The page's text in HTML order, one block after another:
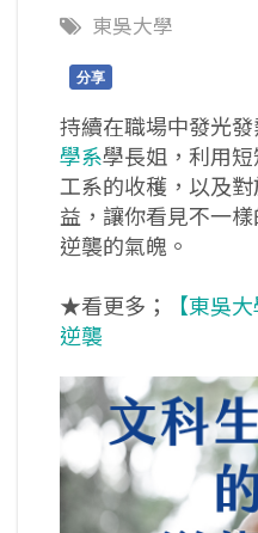
東吳大學
分享
持續在職場中發光發
學系學長姐，利用
工系的收穫，以及
益，讓你看見不一
逆襲的氣魄。
★看更多；
【東吳
逆襲